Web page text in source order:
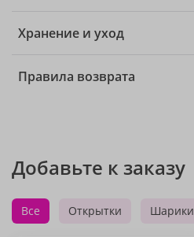
Хранение и уход
Правила возврата
Добавьте к заказу
Все Открытки Шарики